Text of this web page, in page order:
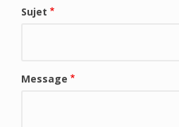
Sujet
Message